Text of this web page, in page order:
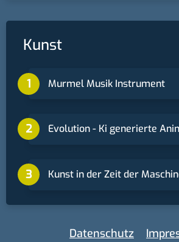
Kunst
Murmel Musik Instrument
Evolution - Ki generierte
Kunst in der Zeit der
Datenschutz